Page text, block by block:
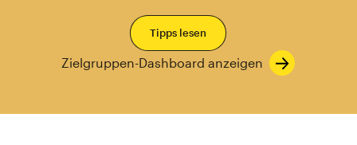
Tipps lesen
Zielgruppen-Dashboard anzeigen